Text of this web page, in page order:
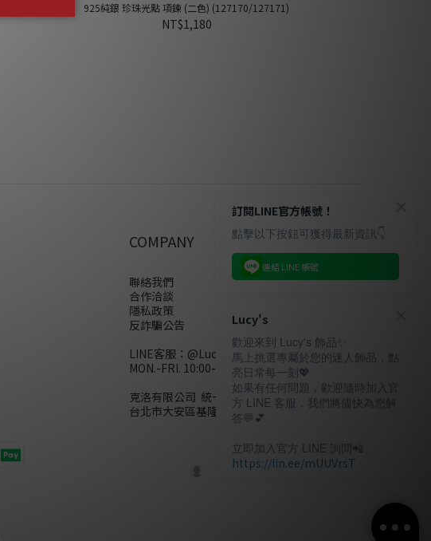
925純銀 珍珠光點 項鍊 (二色) (127170/127171)
NT$1,180
COMPANY
聯絡我們
合作洽談
隱私政策
反詐騙公告
LINE客服： @Lucys
MON.-FRI. 10:00-18:00(不含例假日)
克洛有限公司 統一編號28858320
台北市大安區基隆路二段110號10樓
訂閱LINE官方帳號！
點擊以下按鈕可獲得最新資訊👇
連結 LINE 帳號
Lucy's
歡迎來到 Lucy's 飾品✨
馬上挑選專屬於您的迷人飾品，點
亮日常每一刻💖
如果有任何問題，歡迎隨時加入官
方 LINE 客服，我們將儘快為您解
答💬💕
立即加入官方 LINE 詢問📲
https://lin.ee/mUUVrsT